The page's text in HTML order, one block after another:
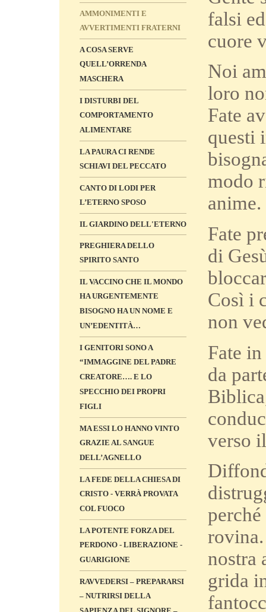
AMMONIMENTI E
AVVERTIMENTI FRATERNI
A COSA SERVE
QUELL’ORRENDA
MASCHERA
I DISTURBI DEL
COMPORTAMENTO
ALIMENTARE
LA PAURA CI RENDE
SCHIAVI DEL PECCATO
CANTO DI LODI PER
L’ETERNO SPOSO
IL GIARDINO DELL'ETERNO
PREGHIERA DELLO
SPIRITO SANTO
IL VACCINO CHE IL MONDO
HA URGENTEMENTE
BISOGNO HA UN NOME E
UN’EDENTITÀ…
I GENITORI SONO A
“IMMAGGINE DEL PADRE
CREATORE…. E LO
SPECCHIO DEI PROPRI
FIGLI
MA ESSI LO HANNO VINTO
GRAZIE AL SANGUE
DELL’AGNELLO
LA FEDE DELLA CHIESA DI
CRISTO - VERRÀ PROVATA
COL FUOCO
LA POTENTE FORZA DEL
PERDONO - LIBERAZIONE -
GUARIGIONE
RAVVEDERSI – PREPARARSI
– NUTRIRSI DELLA
falsi
cuore
Noi
loro
Fate
questi
modo
anime.
Fate
di
Così i
non
Fate
da
verso
nostra
grida